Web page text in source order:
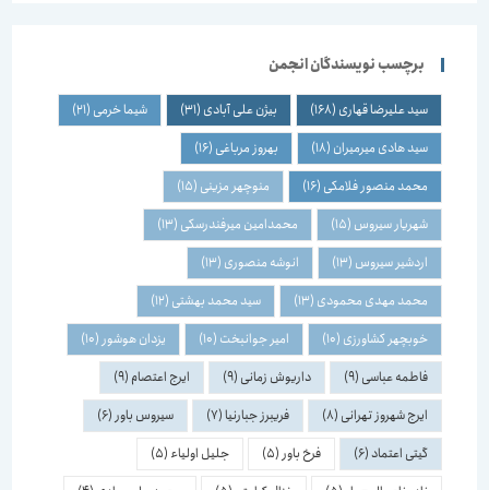
برچسب نویسندگان انجمن
سید علیرضا قهاری(168) بیژن علی آبادی(31) شیما خرمی(21)
سید هادی میرمیران(18) بهروز مرباغی(16)
محمد منصور فلامکی(16) منوچهر مزینی(15)
شهریار سیروس(15) محمدامین میرفندرسکی(13)
اردشیر سیروس(13) انوشه منصوری(13)
محمد مهدی محمودی(13) سید محمد بهشتی(12)
خوبچهر کشاورزی(10) امیر جوانبخت(10) یزدان هوشور(10)
فاطمه عباسی(9) داریوش زمانی(9) ایرج اعتصام(9)
ایرج شهروز تهرانی(8) فریبرز جبارنیا(7) سیروس باور (6)
گیتی اعتماد(6) فرخ باور (5) جلیل اولیاء(5)